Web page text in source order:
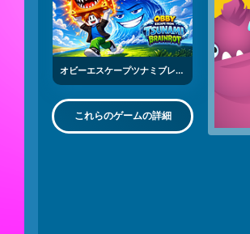
オビーエスケープツナミブレインロット
これらのゲームの詳細